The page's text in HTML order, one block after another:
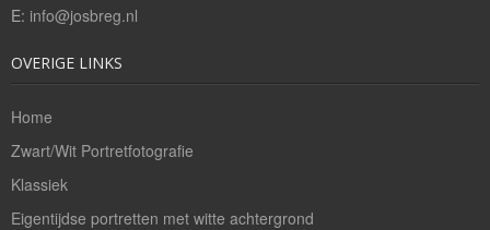
Bedrijfsreportages
Theaterfotografie
Contact
E: info@josbreg.nl
OVERIGE LINKS
Home
Zwart/Wit Portretfotografie
Klassiek
Eigentijdse portretten met witte achtergrond